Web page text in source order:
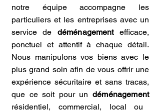
notre équipe accompagne les
particuliers et les entreprises avec un
service de déménagementefficace,
ponctuel et attentif à chaque détail.
Nous manipulons vos biens avec le
plus grand soin afin de vous offrir une
expérience sécuritaire et sans tracas,
que ce soit pour undéménagement
résidentiel, commercial, local ou